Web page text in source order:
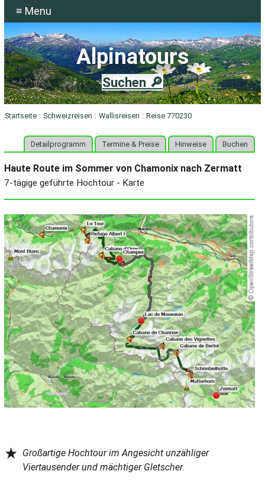
≡ Menu
Suchen 🔎
Alpinatours
Startseite : Schweizreisen : Wallisreisen : Reise 770230
Detailprogramm Termine & Preise Hinweise Buchen
Haute Route im Sommer von Chamonix nach Zermatt
7-tägige geführte Hochtour - Karte
★ Großartige Hochtour im Angesicht unzähliger
Viertausender und mächtiger Gletscher.